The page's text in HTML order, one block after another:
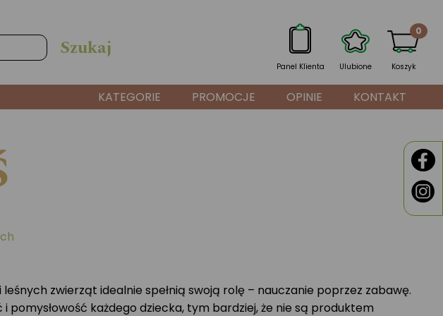
Panel Klienta Ulubione Koszyk
0
KATEGORIE PROMOCJE OPINIE KONTAKT
zwierząt idealnie spełnią swoją rolę – nauczanie poprzez zabawę.
pomysłowość każdego dziecka, tym bardziej, że nie są produktem